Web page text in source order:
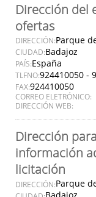
Dirección del
ofertas
DIRECCIÓN:Parque
CIUDAD:Badajoz
PAÍS:España
TLFNO:924410050 -
FAX:924410050
CORREO ELETRÓNICO:
DIRECCIÓN WEB:
Dirección
información
licitación
DIRECCIÓN:Parque